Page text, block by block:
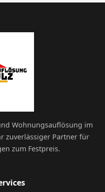
Wohnungsauflösung im
zuverlässiger Partner für
zum Festpreis.